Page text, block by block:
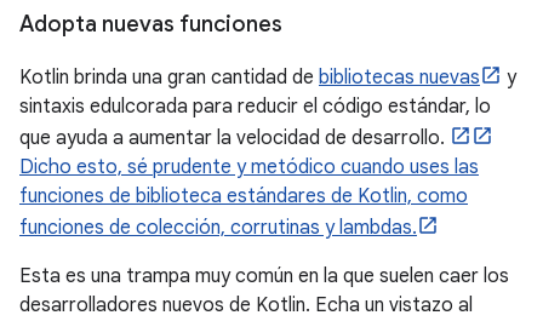
Adopta nuevas funciones
Kotlin brinda una gran cantidad de bibliotecas nuevas
y
sintaxis edulcorada para reducir el código estándar, lo
que ayuda a aumentar la velocidad de desarrollo.
Dicho esto, sé prudente y metódico cuando uses las
funciones de biblioteca estándares de Kotlin, como
funciones de colección, corrutinas y lambdas.
Esta es una trampa muy común en la que suelen caer los
desarrolladores nuevos de Kotlin. Echa un vistazo al